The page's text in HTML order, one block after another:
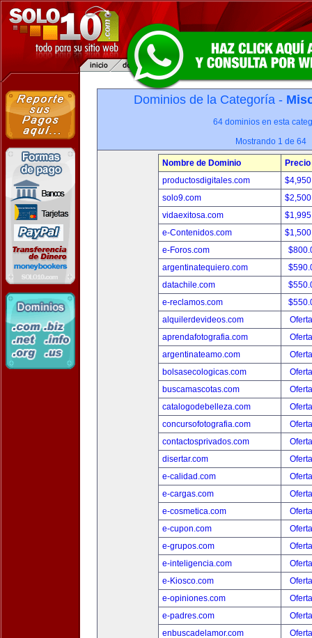
Dominios de la Categoría -
64 dominios en esta
Mostrando 1 de 64
Nombre de Dominio
Precio
productosdigitales.com
solo9.com
vidaexitosa.com
e-Contenidos.com
e-Foros.com
argentinatequiero.com
datachile.com
e-reclamos.com
alquilerdevideos.com
aprendafotografia.com
argentinateamo.com
bolsasecologicas.com
buscamascotas.com
catalogodebelleza.com
concursofotografia.com
contactosprivados.com
disertar.com
e-calidad.com
e-cargas.com
e-cosmetica.com
e-cupon.com
e-grupos.com
e-inteligencia.com
e-Kiosco.com
e-opiniones.com
e-padres.com
enbuscadelamor.com